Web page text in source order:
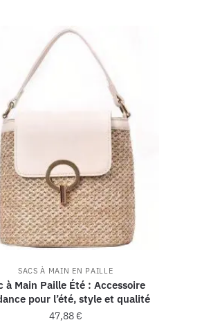
SACS À MAIN EN PAILLE
à Main Paille Été : Accessoire
pour l’été, style et qualité
47,88€